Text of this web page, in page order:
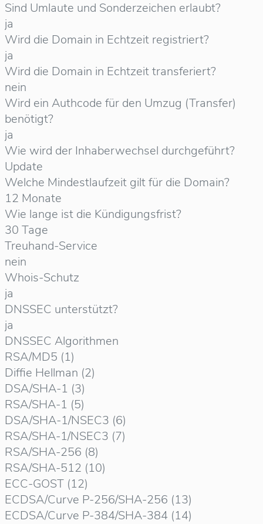
Sind Umlaute und Sonderzeichen erlaubt?
ja
Wird die Domain in Echtzeit registriert?
ja
Wird die Domain in Echtzeit transferiert?
nein
Wird ein Authcode für den Umzug (Transfer)
benötigt?
ja
Wie wird der Inhaberwechsel durchgeführt?
Update
Welche Mindestlaufzeit gilt für die Domain?
12 Monate
Wie lange ist die Kündigungsfrist?
30 Tage
Treuhand-Service
nein
Whois-Schutz
ja
DNSSEC unterstützt?
ja
DNSSEC Algorithmen
RSA/MD5 (1)
Diffie Hellman (2)
DSA/SHA-1 (3)
RSA/SHA-1 (5)
DSA/SHA-1/NSEC3 (6)
RSA/SHA-1/NSEC3 (7)
RSA/SHA-256 (8)
RSA/SHA-512 (10)
ECC-GOST (12)
ECDSA/Curve P-256/SHA-256 (13)
ECDSA/Curve P-384/SHA-384 (14)